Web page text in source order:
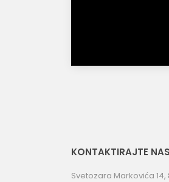
KONTAKTIRAJTE NAS
Svetozara Markovića 14,